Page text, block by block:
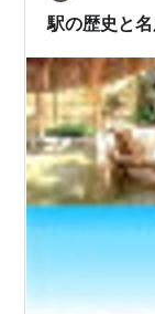
る。1905年(
駅の歴史と